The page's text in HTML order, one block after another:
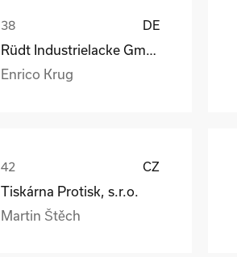
DE
Rüdt Industrielacke GmbH & Co.KG
Enrico Krug
CZ
Tiskárna Protisk, s.r.o.
Martin Štěch